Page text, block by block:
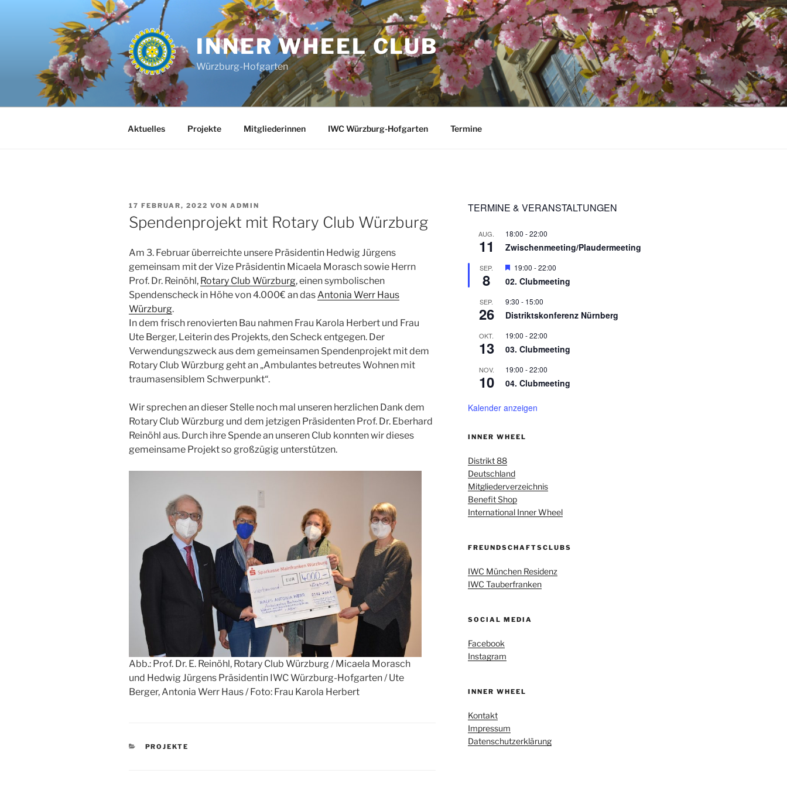
INNER WHEEL CLUB
Würzburg-Hofgarten
Aktuelles Projekte Mitgliederinnen IWC Würzburg-Hofgarten Termine
VERÖFFENTLICHT
AM
17 FEBRUAR, 2022 VON ADMIN
Spendenprojekt mit Rotary Club Würzburg
Am 3. Februar überreichte unsere Präsidentin Hedwig Jürgens
gemeinsam mit der Vize Präsidentin Micaela Morasch sowie Herrn
Prof. Dr. Reinöhl, Rotary Club Würzburg, einen symbolischen
Spendenscheck in Höhe von 4.000€ an dasAntonia Werr Haus
Würzburg.
In dem frisch renovierten Bau nahmen Frau Karola Herbert und Frau
Ute Berger, Leiterin des Projekts, den Scheck entgegen. Der
Verwendungszweck aus dem gemeinsamen Spendenprojekt mit dem
Rotary Club Würzburg geht an „Ambulantes betreutes Wohnen mit
traumasensiblem Schwerpunkt“.
Wir sprechen an dieser Stelle noch mal unseren herzlichen Dank dem
Rotary Club Würzburg und dem jetzigen Präsidenten Prof. Dr. Eberhard
Reinöhl aus. Durch ihre Spende an unseren Club konnten wir dieses
gemeinsame Projekt so großzügig unterstützen.
Abb.: Prof. Dr. E. Reinöhl, Rotary Club Würzburg / Micaela Morasch
und Hedwig Jürgens Präsidentin IWC Würzburg-Hofgarten / Ute
Berger, Antonia Werr Haus / Foto: Frau Karola Herbert
KATEGORIEN
PROJEKTE
TERMINE & VERANSTALTUNGEN
AUG.
11
18:00 -22:00
Zwischenmeeting/Plaudermeeting
SEP.
8
H
r
o
r
e
h
o
e
n
19:00 -22:00
02. Clubmeeting
SEP.
26
9:30 - 15:00
Distriktskonferenz Nürnberg
OKT.
13
19:00 -22:00
03. Clubmeeting
NOV.
10
19:00 -22:00
04. Clubmeeting
Kalender anzeigen
INNER WHEEL
Distrikt 88
Deutschland
Mitgliederverzeichnis
Benefit Shop
International Inner Wheel
FREUNDSCHAFTSCLUBS
IWC München Residenz
IWC Tauberfranken
SOCIAL MEDIA
Facebook
Instagram
INNER WHEEL
Kontakt
Impressum
Datenschutzerklärung